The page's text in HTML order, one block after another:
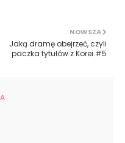
NOWSZA
Jaką dramę obejrzeć, czyli
paczka tytułów z Korei #5